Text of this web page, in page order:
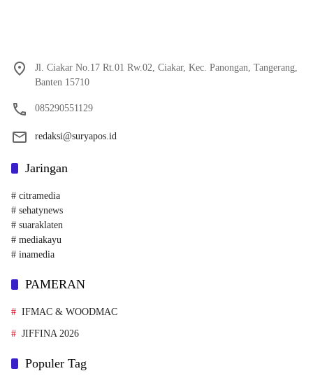
Jl. Ciakar No.17 Rt.01 Rw.02, Ciakar, Kec. Panongan, Tangerang,
Banten 15710
085290551129
redaksi@suryapos.id
Jaringan
# citramedia
# sehatynews
# suaraklaten
# mediakayu
# inamedia
PAMERAN
IFMAC & WOODMAC
JIFFINA 2026
Populer Tag